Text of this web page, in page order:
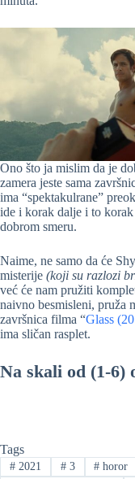
Ono što ja mislim da je
zamera jeste sama
ima “spektakulrane”
ide i korak dalje i to
dobrom smeru.
Naime, ne samo da će
misterije (koji su razlozi
već će nam pružiti
naivno besmisleni, pruža
završnica filma “Glass
ima sličan rasplet.
Na skali od (1-6)
Tags
#2021 #3 # horor